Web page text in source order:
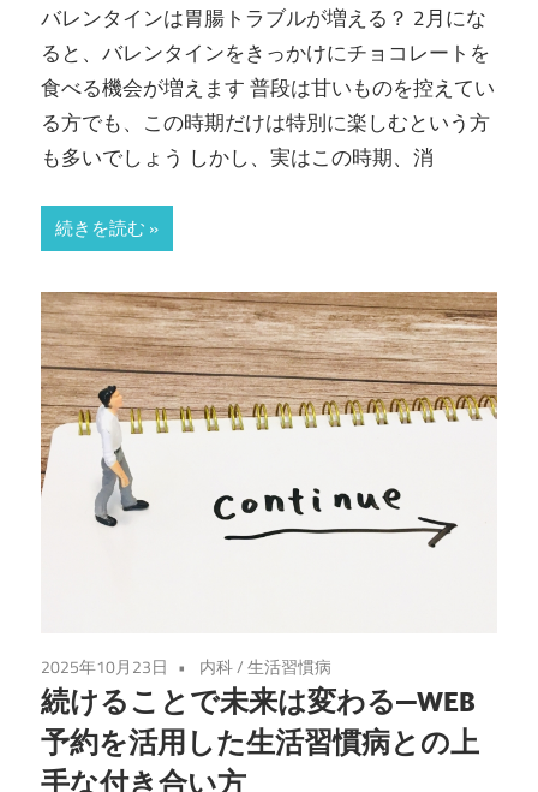
バレンタインは胃腸トラブルが増える？ 2月にな
ると、バレンタインをきっかけにチョコレートを
食べる機会が増えます 普段は甘いものを控えてい
る方でも、この時期だけは特別に楽しむという方
も多いでしょう しかし、実はこの時期、消
続きを読む
2025年10月23日 内科/生活習慣病
続けることで未来は変わる—WEB
予約を活用した生活習慣病との上
手な付き合い方